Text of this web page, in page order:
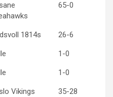
65-0
1814s 26-6
1-0
1-0
Vikings
35-28